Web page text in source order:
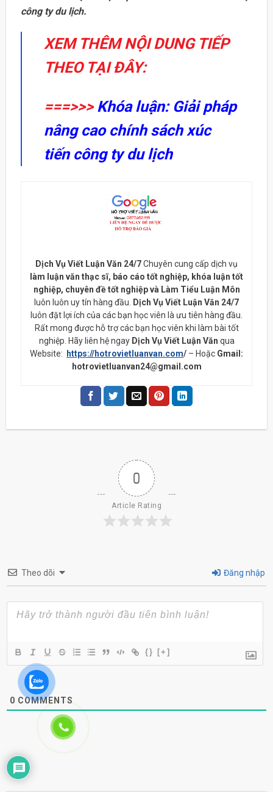
công ty du lịch.
XEM THÊM NỘI DUNG TIẾP
THEO TẠI ĐÂY:
===>>>Khóa luận: Giải pháp
nâng cao chính sách xúc
tiến công ty du lịch
Dịch Vụ Viết Luận Văn 24/7Chuyên cung cấp dịch vụ
làm luận văn thạc sĩ, báo cáo tốt nghiệp, khóa luận tốt
nghiệp, chuyên đề tốt nghiệp và Làm Tiểu Luận Môn
luôn luôn uy tín hàng đầu. Dịch Vụ Viết Luận Văn 24/7
luôn đặt lợi ích của các bạn học viên là ưu tiên hàng đầu.
Rất mong được hỗ trợ các bạn học viên khi làm bài tốt
nghiệp. Hãy liên hệ ngay Dịch Vụ Viết Luận Văn qua
Website:
https://hotrovietluanvan.com/ – Hoặc Gmail:
hotrovietluanvan24@gmail.com
0
Article Rating
Theo dõi Đăng nhập
{} [+]
0 COMMENTS